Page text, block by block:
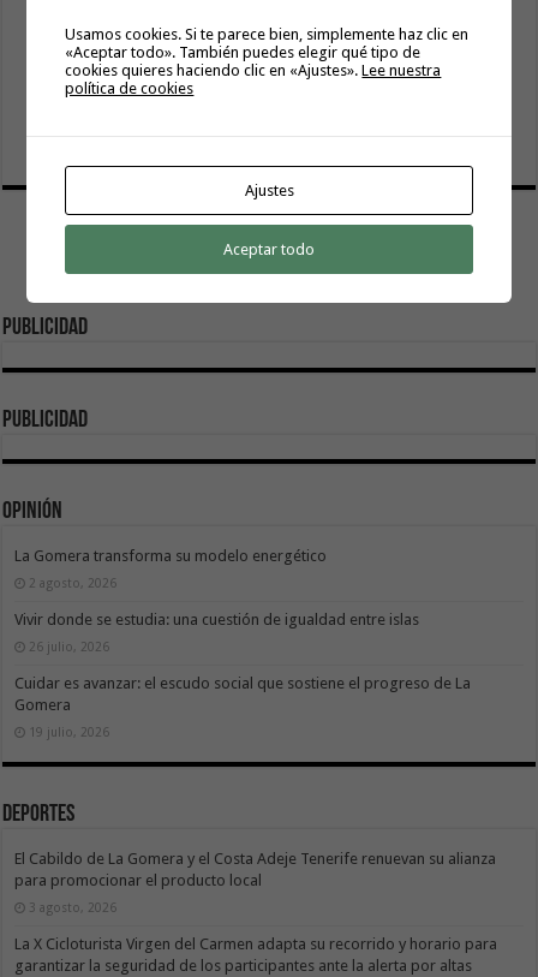
5 agosto, 2026
La Oficina de Proyectos Estratégicos del Gobierno de
Canarias y el Cabildo de La Gomera exploran vías para
5 agosto, 2026
Publicidad
publicidad
Opinión
La Gomera transforma su modelo energético
2 agosto, 2026
Vivir donde se estudia: una cuestión de igualdad entre islas
26 julio, 2026
Cuidar es avanzar: el escudo social que sostiene el progreso de La
Gomera
19 julio, 2026
Deportes
El Cabildo de La Gomera y el Costa Adeje Tenerife renuevan su alianza
para promocionar el producto local
3 agosto, 2026
La X Cicloturista Virgen del Carmen adapta su recorrido y horario para
garantizar la seguridad de los participantes ante la alerta por altas
Usamos cookies. Si te parece bien, simplemente haz clic en
«Aceptar todo». También puedes elegir qué tipo de
cookies quieres haciendo clic en «Ajustes».Lee nuestra
política de cookies
Ajustes
Aceptar todo